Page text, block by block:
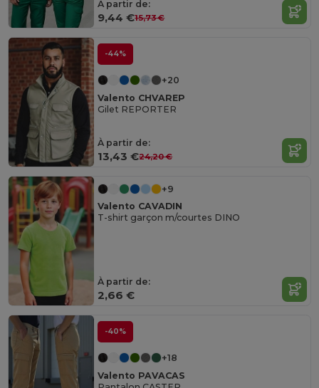
À partir de:
9,44 €15,73 €
-44%
+20
Valento CHVAREP
Gilet REPORTER
À partir de:
13,43 €24,20 €
+9
Valento CAVADIN
T-shirt garçon m/courtes DINO
À partir de:
2,66 €
-40%
+18
Valento PAVACAS